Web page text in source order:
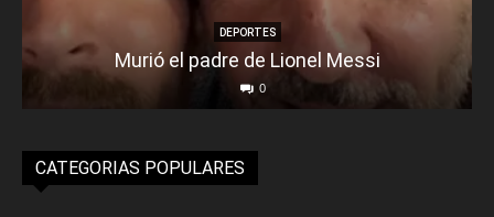
DEPORTES
Murió el padre de Lionel Messi
0
CATEGORIAS POPULARES